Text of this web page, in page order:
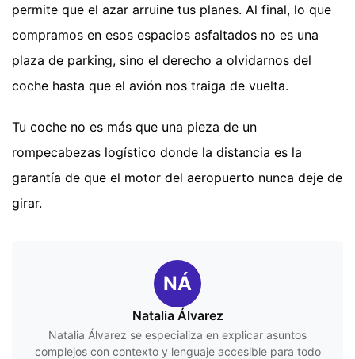
permite que el azar arruine tus planes. Al final, lo que
compramos en esos espacios asfaltados no es una
plaza de parking, sino el derecho a olvidarnos del
coche hasta que el avión nos traiga de vuelta.
Tu coche no es más que una pieza de un
rompecabezas logístico donde la distancia es la
garantía de que el motor del aeropuerto nunca deje de
girar.
NÁ
Natalia Álvarez
Natalia Álvarez se especializa en explicar asuntos
complejos con contexto y lenguaje accesible para todo